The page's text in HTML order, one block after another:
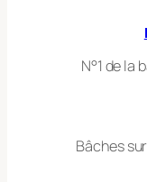
N°1 de la
Bâches